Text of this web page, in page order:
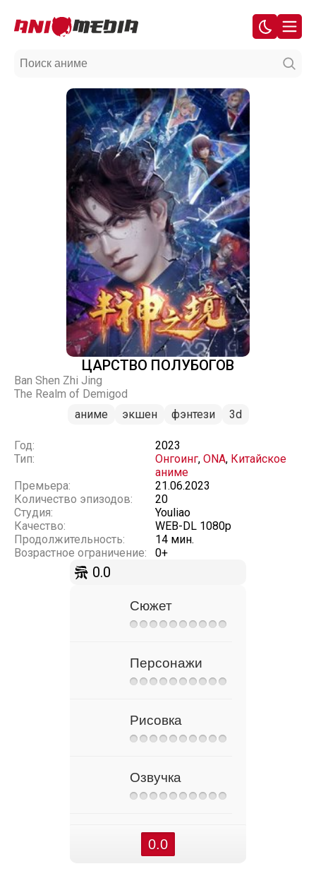
ЦАРСТВО ПОЛУБОГОВ
Ban Shen Zhi Jing
The Realm of Demigod
аниме
экшен фэнтези 3d
Год:
2023
Тип:
Онгоинг, ONA, Китайское
аниме
Премьера:
21.06.2023
Количество эпизодов:
20
Студия:
Youliao
Качество:
WEB-DL 1080p
Продолжительность:
14 мин.
Возрастное ограничение:
0+
0.0
Сюжет
Персонажи
Рисовка
Озвучка
0.0